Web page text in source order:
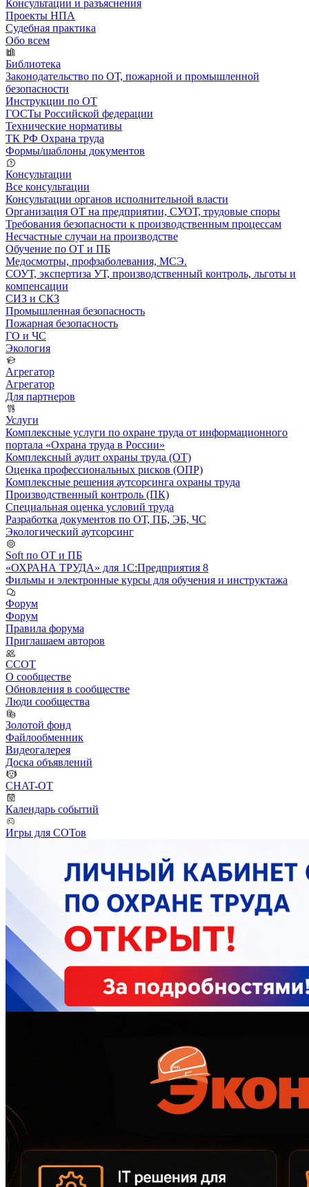
Консультации и разъяснения
Проекты НПА
Судебная практика
Обо всем
Библиотека
Законодательство по ОТ, пожарной и промышленной
безопасности
Инструкции по ОТ
ГОСТы Российской федерации
Технические нормативы
ТК РФ Охрана труда
Формы/шаблоны документов
Консультации
Все консультации
Консультации органов исполнительной власти
Организация ОТ на предприятии, СУОТ, трудовые споры
Требования безопасности к производственным процессам
Несчастные случаи на производстве
Обучение по ОТ и ПБ
Медосмотры, профзаболевания, МСЭ.
СОУТ, экспертиза УТ, производственный контроль, льготы и
компенсации
СИЗ и СКЗ
Промышленная безопасность
Пожарная безопасность
ГО и ЧС
Экология
Агрегатор
Агрегатор
Для партнеров
Услуги
Комплексные услуги по охране труда от информационного
портала «Охрана труда в России»
Комплексный аудит охраны труда (ОТ)
Оценка профессиональных рисков (ОПР)
Комплексные решения аутсорсинга охраны труда
Производственный контроль (ПК)
Специальная оценка условий труда
Разработка документов по ОТ, ПБ, ЭБ, ЧС
Экологический аутсорсинг
Soft по ОТ и ПБ
«ОХРАНА ТРУДА» для 1С:Предприятия 8
Фильмы и электронные курсы для обучения и инструктажа
Форум
Форум
Правила форума
Приглашаем авторов
ССОТ
О сообществе
Обновления в сообществе
Люди сообщества
Золотой фонд
Файлообменник
Видеогалерея
Доска объявлений
CHAT-OT
Календарь событий
Игры для СОТов